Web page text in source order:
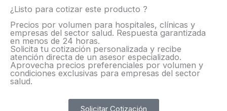
¿Listo para cotizar este producto ?
Precios por volumen para hospitales, clínicas y
empresas del sector salud. Respuesta garantizada
en menos de 24 horas.
Solicita tu cotización personalizada y recibe
atención directa de un asesor especializado.
Aprovecha precios preferenciales por volumen y
condiciones exclusivas para empresas del sector
salud.​
Solicitar Cotización